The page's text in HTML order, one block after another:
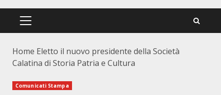
PRIMÄRES
Home Eletto il nuovo presidente della Società
Calatina di Storia Patria e Cultura
Comunicati Stampa